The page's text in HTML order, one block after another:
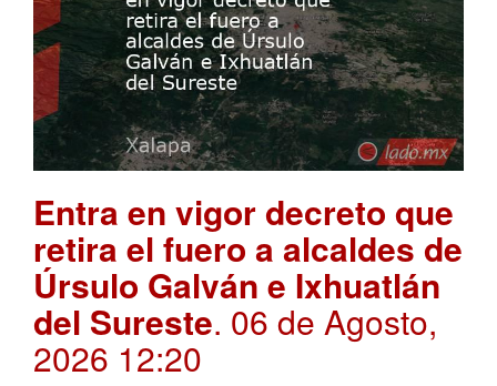
Entra en vigor decreto que
retira el fuero a alcaldes de
Úrsulo Galván e Ixhuatlán
del Sureste. 06 de Agosto,
2026 12:20